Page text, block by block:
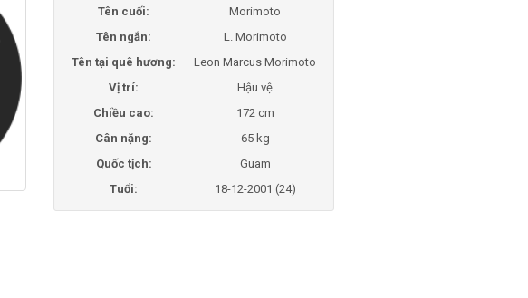
Tên cuối:
Morimoto
Tên ngắn:
L. Morimoto
Tên tại quê hương:
Leon Marcus Morimoto
Vị trí:
Hậu vệ
Chiều cao:
172 cm
Cân nặng:
65 kg
Quốc tịch:
Guam
Tuổi:
18-12-2001 (24)